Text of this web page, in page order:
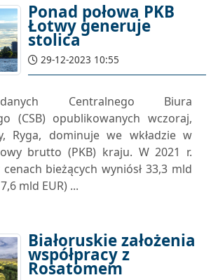
Ponad połowa PKB
Łotwy generuje
stolica
29-12-2023 10:55
Centralnego Biura
(CSB) opublikowanych wczoraj,
Ryga, dominuje we wkładzie w
brutto (PKB) kraju. W 2021 r.
bieżących wyniósł 33,3 mld
mld EUR) ...
Białoruskie założenia
współpracy z
Rosatomem